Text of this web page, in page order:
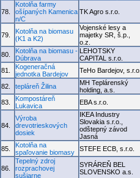
78.
Kotolňa farmy
ošípaných Kamenica
n/C
TK Agro s.r.o.
79.
Kotolňa na biomasu
(K1 a K2)
Vojenské lesy a
majetky SR, š.p.,
o.z.
80.
Kotolňa na biomasu -
Dúbrava
LEHOTSKY
CAPITAL s.r.o.
81.
Kogeneračná
jednotka Bardejov
TeHo Bardejov, s.r.o.
82. tepláreň Žilina
MH Teplárenský
holding, a.s.
83.
Kompostáreň
Lukavica
EBA s.r.o.
84.
Výroba
drevotrieskových
dosiek
IKEA Industry
Slovakia s.r.o.,
odštepný závod
Jasná
85.
Kotolňa na
spaľovanie biomasy
STEFE ECB, s.r.o.
86.
Tepelný zdroj
rozprachovej
sušiarne
SYRÁREŇ BEL
SLOVENSKO a.s.